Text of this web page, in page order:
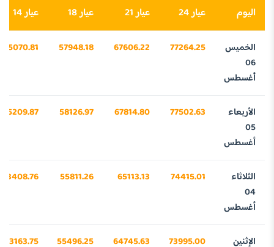
اليوم عيار 24 عيار 21 عيار 18 عيار 14
الخميس
06
أغسطس
77264.25
67606.22
57948.18
45070.81
الأربعاء
05
أغسطس
77502.63
67814.80
58126.97
45209.87
الثلاثاء
04
أغسطس
74415.01
65113.13
55811.26
43408.76
الإثنين
73995.00
64745.63
55496.25
43163.75